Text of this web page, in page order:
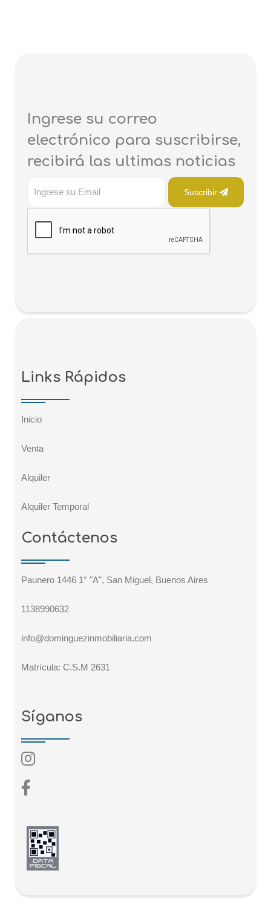
Ingrese su correo
electrónico para suscribirse,
recibirá las ultimas noticias
Suscribir
Links Rápidos
Inicio
Venta
Alquiler
Alquiler Temporal
Contáctenos
Paunero 1446 1° "A", San Miguel, Buenos Aires
1138990632
info@dominguezinmobiliaria.com
Matrícula: C.S.M 2631
Síganos